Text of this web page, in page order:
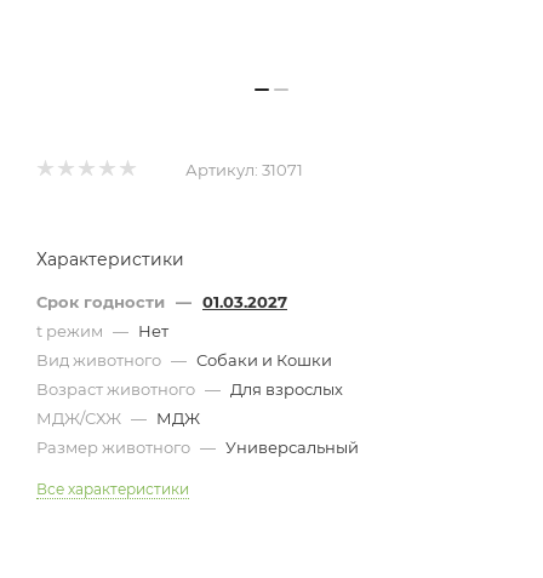
Артикул: 31071
Характеристики
Срок годности — 01.03.2027
t режим — Нет
Вид животного — Собаки и Кошки
Возраст животного — Для взрослых
МДЖ/СХЖ — МДЖ
Размер животного — Универсальный
Все характеристики